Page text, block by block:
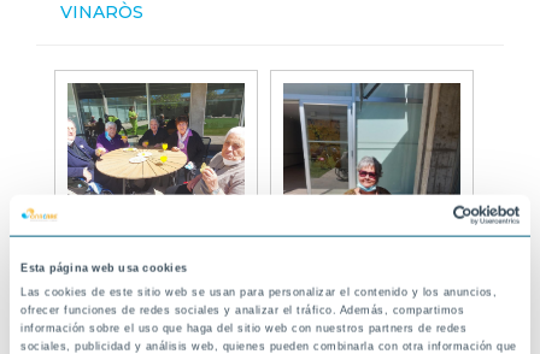
Esta página web usa cookies
Las cookies de este sitio web se usan para personalizar el contenido y los anuncios,
ofrecer funciones de redes sociales y analizar el tráfico. Además, compartimos
información sobre el uso que haga del sitio web con nuestros partners de redes
sociales, publicidad y análisis web, quienes pueden combinarla con otra información que
VINARÒS